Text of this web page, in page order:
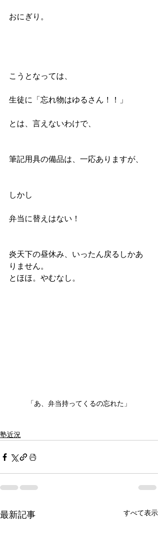
おにぎり。
こうとなっては、
生徒に「忘れ物はゆるさん！！」
とは、言えないわけで、
筆記用具の備品は、一応ありますが、
しかし
弁当に替えはない！
炎天下の昼休み、いったん戻るしかあ
りません。
とほほ。やむなし。
「あ、弁当持ってくるの忘れた」
塾近況
最新記事 すべて表示